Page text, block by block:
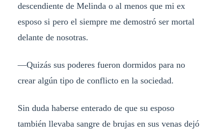
descendiente de Melinda o al menos que mi ex
esposo si pero el siempre me demostró ser mortal
delante de nosotras.
—Quizás sus poderes fueron dormidos para no
crear algún tipo de conflicto en la sociedad.
Sin duda haberse enterado de que su esposo
también llevaba sangre de brujas en sus venas dejó